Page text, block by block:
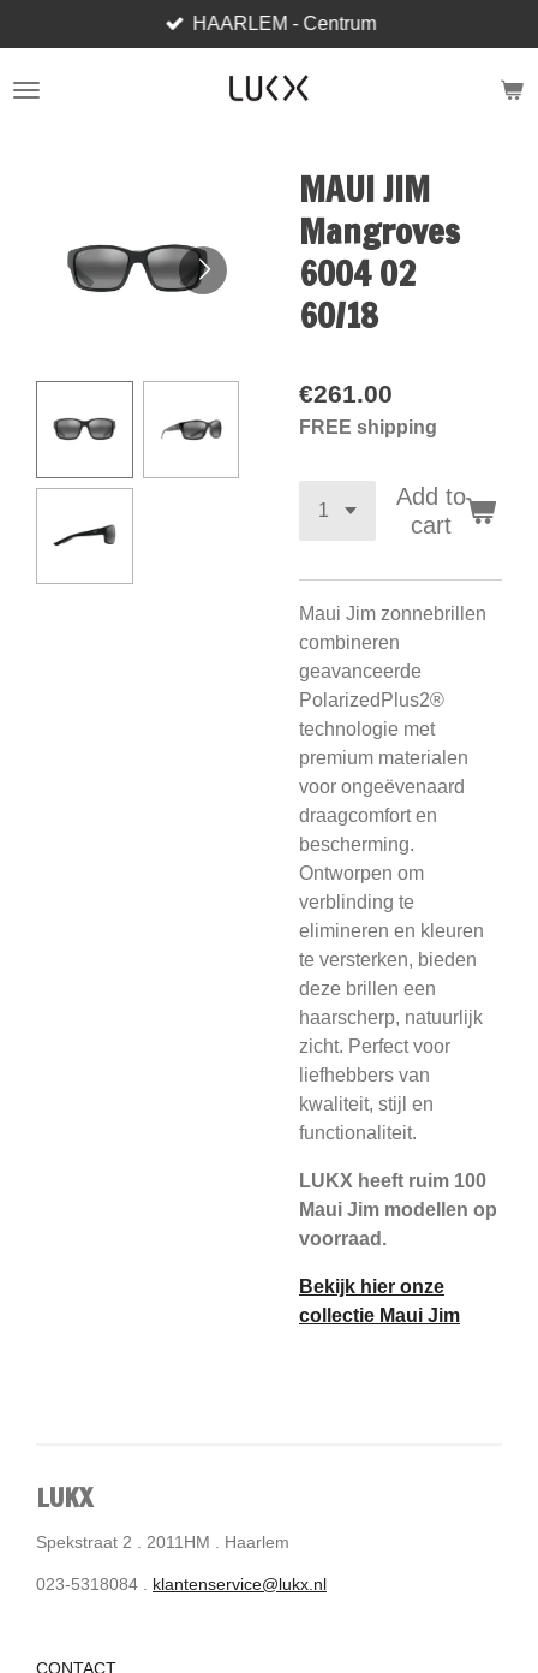
to
main
HAARLEM - Centrum
MAUI JIM
Mangroves
6004 02
60/18
€261.00
FREE shipping
Add to
cart
Maui Jim zonnebrillen
combineren
geavanceerde
PolarizedPlus2®
technologie met
premium materialen
voor ongeëvenaard
draagcomfort en
bescherming.
Ontworpen om
verblinding te
elimineren en kleuren
te versterken, bieden
deze brillen een
haarscherp, natuurlijk
zicht. Perfect voor
liefhebbers van
kwaliteit, stijl en
functionaliteit.
LUKX heeft ruim 100
Maui Jim modellen op
voorraad.
Bekijk hier onze
collectie Maui Jim
LUKX
Spekstraat 2 . 2011HM . Haarlem
023-5318084 . klantenservice@lukx.nl
CONTACT